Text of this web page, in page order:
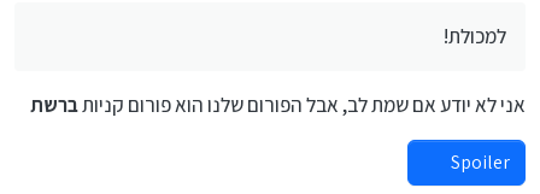
למכולת!
אני לא יודע אם שמת לב, אבל הפורום שלנו הוא פורום קניותברשת
Spoiler